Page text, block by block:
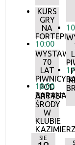
KURS
GRY
NA
10:00
70
LAT
PIWNICY
POD
BARANAMI
18:00
ŚRODY
W
KLUBIE
KAZIMIERZ
SIE